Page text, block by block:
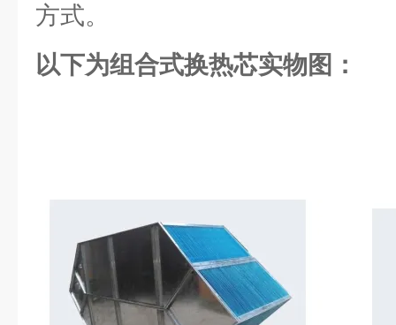
方式。
以下为组合式换热芯实物图：